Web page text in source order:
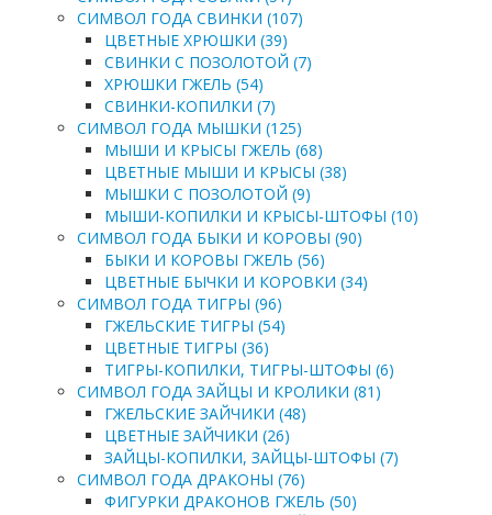
СИМВОЛ ГОДА СВИНКИ (107)
ЦВЕТНЫЕ ХРЮШКИ (39)
СВИНКИ С ПОЗОЛОТОЙ (7)
ХРЮШКИ ГЖЕЛЬ (54)
СВИНКИ-КОПИЛКИ (7)
СИМВОЛ ГОДА МЫШКИ (125)
МЫШИ И КРЫСЫ ГЖЕЛЬ (68)
ЦВЕТНЫЕ МЫШИ И КРЫСЫ (38)
МЫШКИ С ПОЗОЛОТОЙ (9)
МЫШИ-КОПИЛКИ И КРЫСЫ-ШТОФЫ (10)
СИМВОЛ ГОДА БЫКИ И КОРОВЫ (90)
БЫКИ И КОРОВЫ ГЖЕЛЬ (56)
ЦВЕТНЫЕ БЫЧКИ И КОРОВКИ (34)
СИМВОЛ ГОДА ТИГРЫ (96)
ГЖЕЛЬСКИЕ ТИГРЫ (54)
ЦВЕТНЫЕ ТИГРЫ (36)
ТИГРЫ-КОПИЛКИ, ТИГРЫ-ШТОФЫ (6)
СИМВОЛ ГОДА ЗАЙЦЫ И КРОЛИКИ (81)
ГЖЕЛЬСКИЕ ЗАЙЧИКИ (48)
ЦВЕТНЫЕ ЗАЙЧИКИ (26)
ЗАЙЦЫ-КОПИЛКИ, ЗАЙЦЫ-ШТОФЫ (7)
СИМВОЛ ГОДА ДРАКОНЫ (76)
ФИГУРКИ ДРАКОНОВ ГЖЕЛЬ (50)